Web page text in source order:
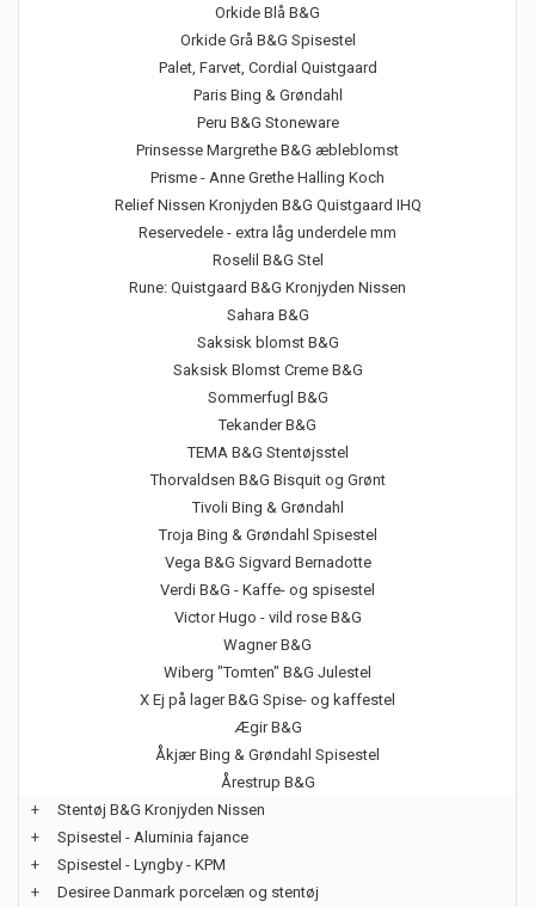
Orkide Blå B&G
Orkide Grå B&G Spisestel
Palet, Farvet, Cordial Quistgaard
Paris Bing & Grøndahl
Peru B&G Stoneware
Prinsesse Margrethe B&G æbleblomst
Prisme - Anne Grethe Halling Koch
Relief Nissen Kronjyden B&G Quistgaard IHQ
Reservedele - extra låg underdele mm
Roselil B&G Stel
Rune: Quistgaard B&G Kronjyden Nissen
Sahara B&G
Saksisk blomst B&G
Saksisk Blomst Creme B&G
Sommerfugl B&G
Tekander B&G
TEMA B&G Stentøjsstel
Thorvaldsen B&G Bisquit og Grønt
Tivoli Bing & Grøndahl
Troja Bing & Grøndahl Spisestel
Vega B&G Sigvard Bernadotte
Verdi B&G - Kaffe- og spisestel
Victor Hugo - vild rose B&G
Wagner B&G
Wiberg "Tomten" B&G Julestel
X Ej på lager B&G Spise- og kaffestel
Ægir B&G
Åkjær Bing & Grøndahl Spisestel
Årestrup B&G
+
Stentøj B&G Kronjyden Nissen
+
Spisestel - Aluminia fajance
+
Spisestel - Lyngby - KPM
+
Desiree Danmark porcelæn og stentøj